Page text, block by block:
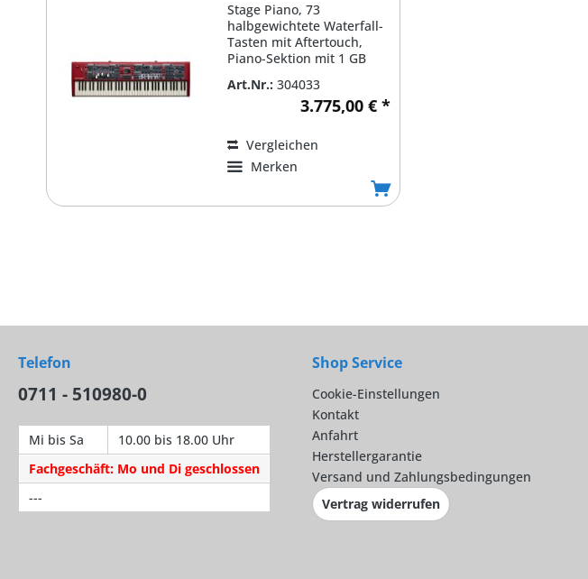
Stage Piano, 73
halbgewichtete Waterfall-
Tasten mit Aftertouch,
Piano-Sektion mit 1 GB
Grand,...
Art.Nr.: 304033
3.775,00 € *
Vergleichen
Merken
Telefon
0711 - 510980-0
Mi bis Sa
10.00 bis 18.00 Uhr
Fachgeschäft: Mo und Di geschlossen
---
Shop Service
Cookie-Einstellungen
Kontakt
Anfahrt
Herstellergarantie
Versand und Zahlungsbedingungen
Vertrag widerrufen